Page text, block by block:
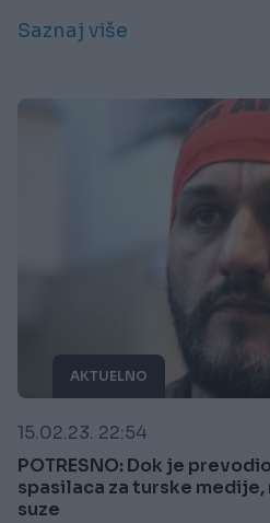
Saznaj više
AKTUELNO
15.02.23. 22:54
POTRESNO: Dok je
spasilaca za turske
suze